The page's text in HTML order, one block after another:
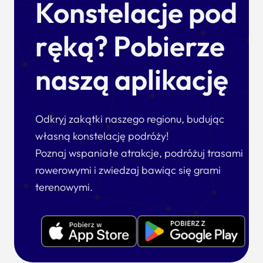
Konstelacje pod
ręką? Pobierze
naszą aplikację
Odkryj zakątki naszego regionu, budując
własną konstelację podróży!
Poznaj wspaniałe atrakcje, podróżuj trasami
rowerowymi i zwiedzaj bawiąc się grami
terenowymi.